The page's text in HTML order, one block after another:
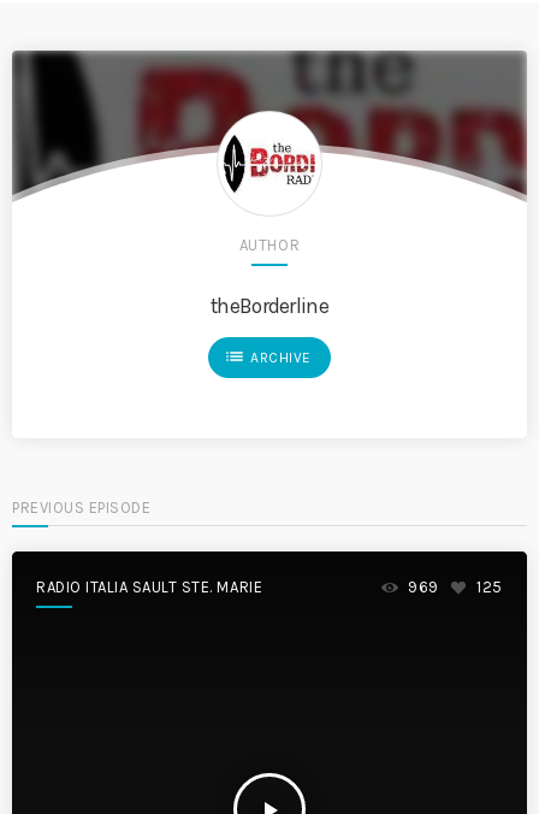
AUTHOR
theBorderline
list ARCHIVE
PREVIOUS EPISODE
RADIO ITALIA SAULT STE. MARIE 969 125